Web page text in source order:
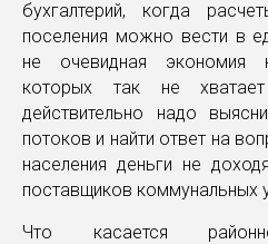
бухгалтерий, когда
поселения можно вести в
не очевидная экономия
которых так не
действительно надо
потоков и найти ответ на
населения деньги не
поставщиков коммунальных
Что касается